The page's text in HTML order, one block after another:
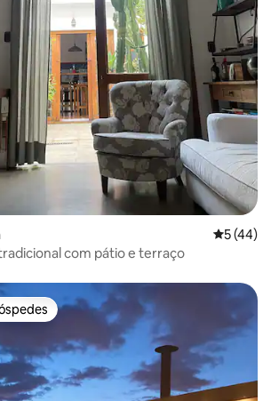
5 de uma
5 (44)
com pátio e terraço